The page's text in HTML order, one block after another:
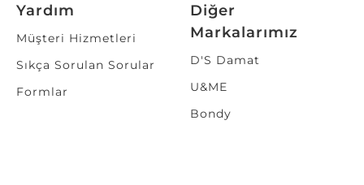
Yardım
Müşteri Hizmetleri
Sıkça Sorulan Sorular
Formlar
Diğer
Markalarımız
D'S Damat
U&ME
Bondy